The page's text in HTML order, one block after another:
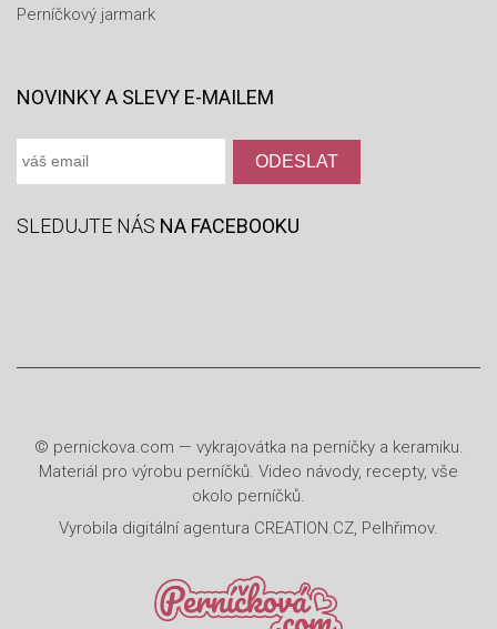
Perníčkový jarmark
NOVINKY A SLEVY E-MAILEM
SLEDUJTE NÁS NA FACEBOOKU
© pernickova.com — vykrajovátka na perníčky a keramiku.
Materiál pro výrobu perníčků. Video návody, recepty, vše
okolo perníčků.
Vyrobila digitální agentura CREATION.CZ, Pelhřimov.